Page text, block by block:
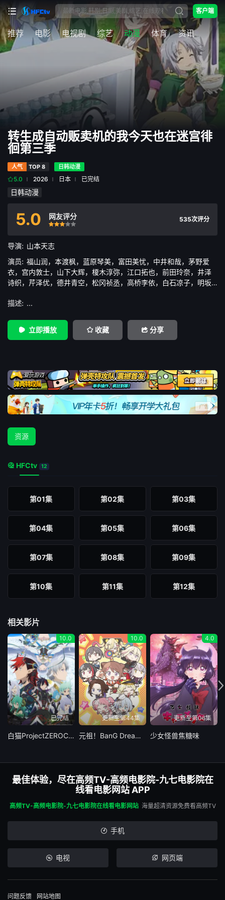
客户端
推荐 电影 电视剧 综艺 动漫 体育 资讯
转生成自动贩卖机的我今天也在迷宫徘
徊第三季
人气 TOP 8 日韩动漫
5.0 2026 日本 已完结
日韩动漫
5.0
网友评分
很差较差还行
推荐
力荐
535次评分
导演: 山本天志
演员: 福山润， 本渡枫， 蓝原琴美， 富田美忧， 中井和哉， 茅野爱
衣， 宫内敦士， 山下大辉， 榎木淳弥， 江口拓也， 前田玲奈， 井泽
诗织， 芹泽优， 德井青空， 松冈祯丞， 高桥李依， 白石凉子， 明坂
描述: ...
立即播放 收藏 分享
资源
HFCtv 12
第01集 第02集 第03集
第04集 第05集 第06集
第07集 第08集 第09集
第10集 第11集 第12集
相关影片
10.0
已完结
白猫ProjectZEROCHRONICLE
10.0
更新至第44集
元祖！BanG Dream酱
4.0
更新至第06集
少女怪兽焦糖味
最佳体验，尽在高频TV-高频电影院-九七电影院在
线看电影网站 APP
高频TV-高频电影院-九七电影院在线看电影网站 海量超清资源免费看高频TV
手机
电视 网页端
问题反馈 网站地图